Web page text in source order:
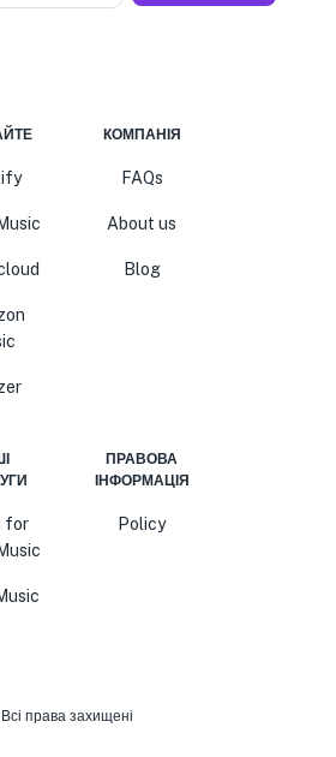
КОМПАНІЯ
FAQs
About us
Blog
for
ПРАВОВА
ІНФОРМАЦІЯ
Policy
Всі права захищені